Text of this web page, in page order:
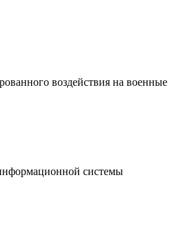
воздействия на военные
системы